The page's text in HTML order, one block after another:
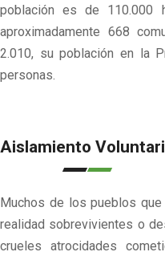
población es de 110.000
aproximadamente 668
2.010, su población en la
personas.
Aislamiento
Muchos de los pueblos
realidad sobrevivientes o
crueles atrocidades